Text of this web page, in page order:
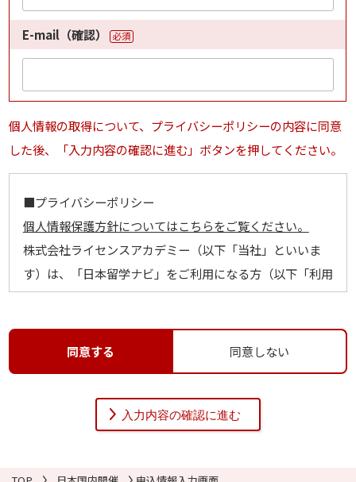
E-mail（確認） 必須
個人情報の取得について、プライバシーポリシーの内容に同意
した後、「入力内容の確認に進む」ボタンを押してください。
■プライバシーポリシー
個人情報保護方針についてはこちらをご覧ください。
株式会社ライセンスアカデミー（以下「当社」といいま
す）は、「日本留学ナビ」をご利用になる方（以下「利用
者」といいます）のプライバシーを尊重し、利用者の個人
い、これを取扱うものとします。
個人情報とは、利用者個人に関する情報であって、当該情
報を構成する氏名、住所、電話番号、メールアドレス、学
いいます。また、その情報のみでは識別できない場合で
同意する 同意しない